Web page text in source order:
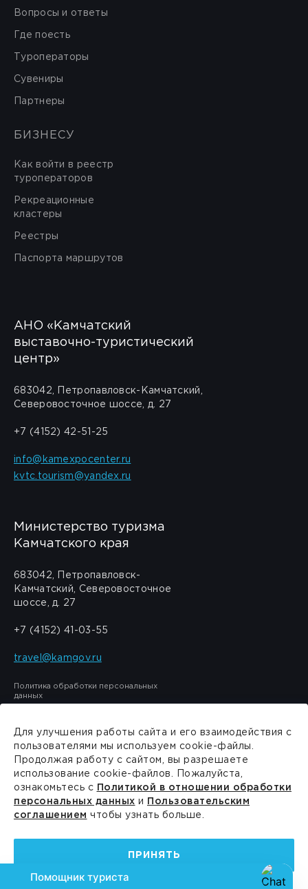
Вопросы и ответы
Где поесть
Туроператоры
Сувениры
Партнеры
БИЗНЕСУ
Как войти в реестр
туроператоров
Рекреационные
кластеры
Реестры
Паспорта маршрутов
АНО «Камчатский
выставочно-туристический
центр»
683042, Петропавловск-Камчатский,
Северовосточное шоссе, д. 27
+7 (4152) 42-51-25
info@kamexpocenter.ru
kvtc.tourism@yandex.ru
Министерство туризма
Камчатского края
683042, Петропавловск-
Камчатский, Северовосточное
шоссе, д. 27
+7 (4152) 41-03-55
travel@kamgov.ru
Политика обработки персональных
данных
Сделано в
Для улучшения работы сайта и его взаимодействия с
пользователями мы используем cookie-файлы.
Продолжая работу с сайтом, вы разрешаете
использование cookie-файлов. Пожалуйста,
ознакомьтесь с Политикой в отношении обработки
персональных данных и
Пользовательским
соглашением чтобы узнать больше.
ПРИНЯТЬ